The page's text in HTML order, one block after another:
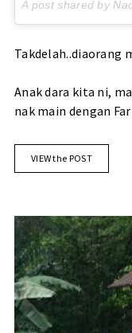
A post shared by
Takdelah..diaorang
Anak dara kita ni,
nak main dengan
VIEW the POST